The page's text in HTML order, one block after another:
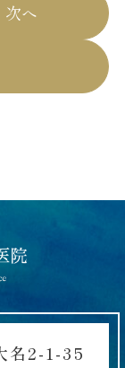
次へ
名2-1-35